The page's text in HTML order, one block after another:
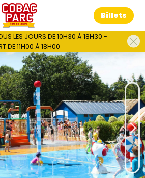
Billets
LES JOURS DE 10H30 À 18H30 -
DE 11H00 À 18H00